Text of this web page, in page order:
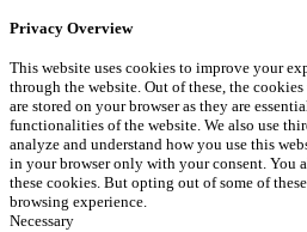
Privacy Overview
This website uses cookies to improve your
through the website. Out of these, the cookies
are stored on your browser as they are
functionalities of the website. We also use
analyze and understand how you use this
in your browser only with your consent. You
these cookies. But opting out of some of
browsing experience.
Necessary